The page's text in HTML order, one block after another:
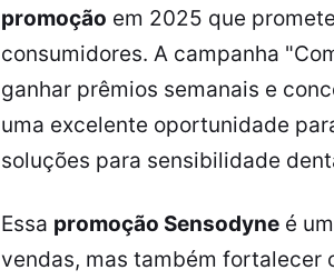
promoção em 2025 que
consumidores. A campanha
ganhar prêmios semanais e
uma excelente oportunidade
soluções para sensibilidade
Essa promoção Sensodyneé
vendas, mas também fortalecer